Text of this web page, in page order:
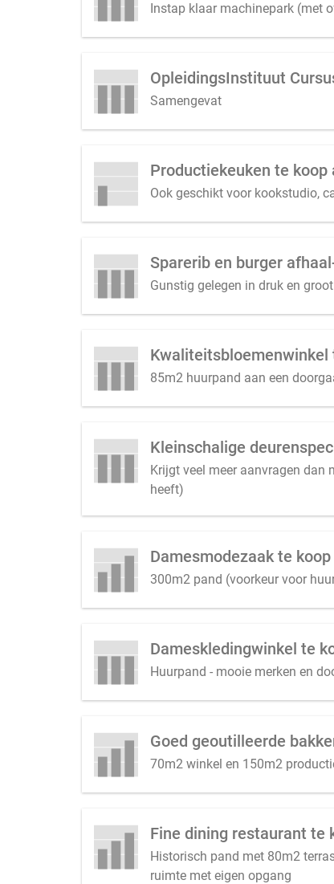
Instap klaar machinepark (met
OpleidingsInstituut
Samengevat
Ook geschikt voor kookstudio,
Sparerib en burger
Gunstig gelegen in druk en
Kwaliteitsbloemenwinkel
85m2 huurpand aan een
Kleinschalige
Krijgt veel meer aanvragen dan
heeft)
Damesmodezaak te
300m2 pand (voorkeur voor
Huurpand - mooie merken en
Goed geoutilleerde
70m2 winkel en 150m2
Fine dining restaurant te
Historisch pand met 80m2
ruimte met eigen opgang